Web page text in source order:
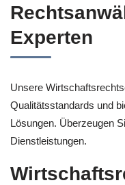
Experten
Unsere
Qualitätsstandards und
Lösungen. Überzeugen
Dienstleistungen.